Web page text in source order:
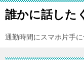
誰かに話した
通勤時間にスマホ片手